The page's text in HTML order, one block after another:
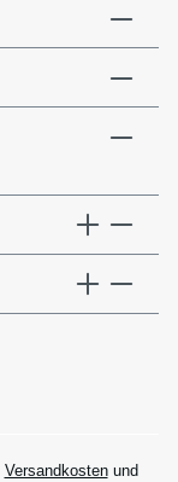
Versandkostenund